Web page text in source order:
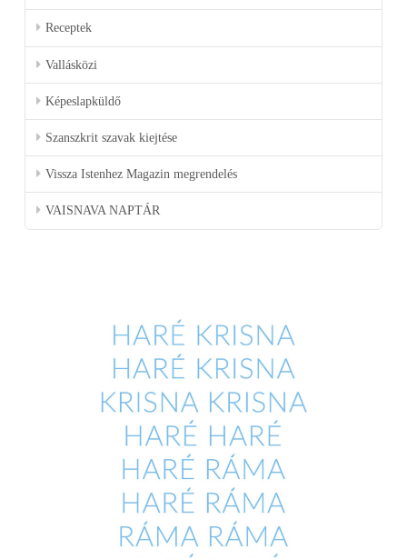
Receptek
Vallásközi
Képeslapküldő
Szanszkrit szavak kiejtése
Vissza Istenhez Magazin megrendelés
VAISNAVA NAPTÁR